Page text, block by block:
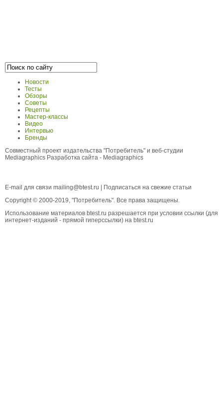
Новости
Тесты
Обзоры
Советы
Рецепты
Мастер-классы
Видео
Интервью
Бренды
Совместный проект издательства "Потребитель" и веб-студии
Mediagraphics Разработка сайта - Mediagraphics
E-mail для связи mailing@btest.ru
Подписаться на свежие статьи
Copyright © 2000-2019, "Потребитель". Все права защищены.
Использование материалов btest.ru разрешается при условии ссылки (для
интернет-изданий - прямой гиперссылки) на btest.ru